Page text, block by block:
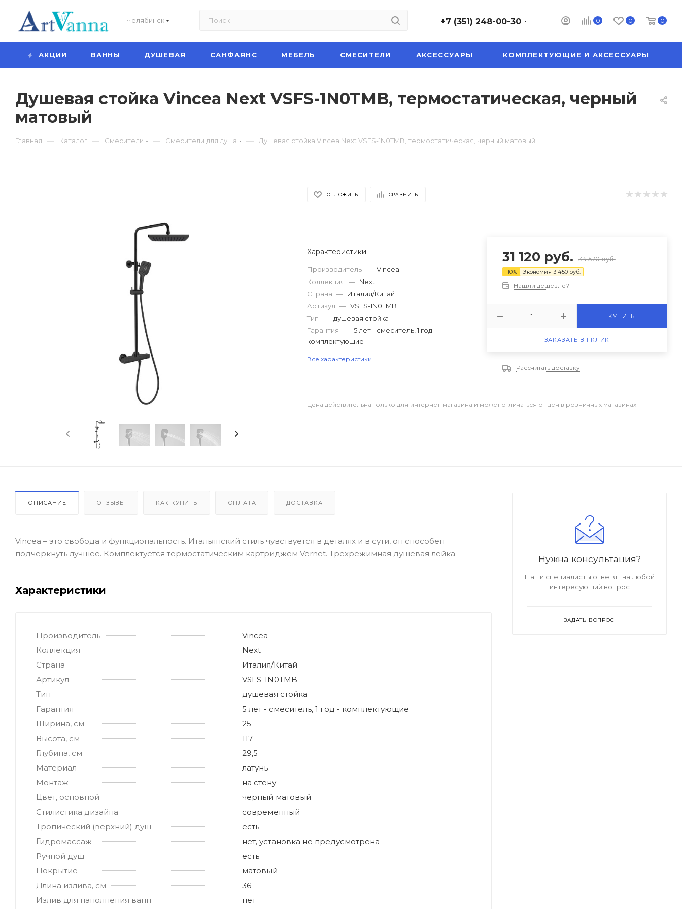
Челябинск 0 0 0
+7 (351) 248-00-30
АКЦИИ ВАННЫ ДУШЕВАЯ САНФАЯНС МЕБЕЛЬ СМЕСИТЕЛИ АКСЕССУАРЫ КОМПЛЕКТУЮЩИЕ И АКСЕССУАРЫ
Душевая стойка Vincea Next VSFS-1N0TMB, термостатическая, черный
матовый
Главная — Каталог — Смесители — Смесители для душа — Душевая стойка Vincea Next VSFS-1N0TMB, термостатическая, черный матовый
ОТЛОЖИТЬ СРАВНИТЬ
Характеристики
Производитель — Vincea
Коллекция — Next
Страна — Италия/Китай
Артикул — VSFS-1N0TMB
Тип — душевая стойка
Гарантия — 5 лет - смеситель, 1 год -
комплектующие
Все характеристики
31 120 руб. 34 570руб.
-10% Экономия 3 450руб.
Нашли дешевле?
КУПИТЬ
ЗАКАЗАТЬ В 1 КЛИК
Рассчитать доставку
Цена действительна только для интернет-магазина и может отличаться от цен в розничных магазинах
ОПИСАНИЕ ОТЗЫВЫ КАК КУПИТЬ ОПЛАТА ДОСТАВКА
Vincea – это свобода и функциональность. Итальянский стиль чувствуется в деталях и в сути, он способен
подчеркнуть лучшее. Комплектуется термостатическим картриджем Vernet. Трехрежимная душевая лейка
Характеристики
Производитель
Vincea
Коллекция
Next
Страна
Италия/Китай
Артикул
VSFS-1N0TMB
Тип
душевая стойка
Гарантия
5 лет - смеситель, 1 год - комплектующие
Ширина, см
25
Высота, см
117
Глубина, см
29,5
Материал
латунь
Монтаж
на стену
Цвет, основной
черный матовый
Стилистика дизайна
современный
Тропический (верхний) душ
есть
Гидромассаж
нет, установка не предусмотрена
Ручной душ
есть
Покрытие
матовый
Длина излива, см
36
Излив для наполнения ванн
нет
Нужна консультация?
Наши специалисты ответят на любой
интересующий вопрос
ЗАДАТЬ ВОПРОС